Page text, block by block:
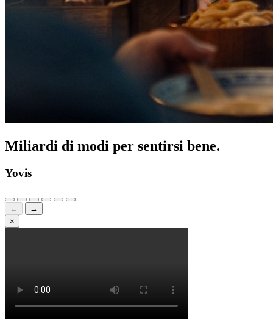
Miliardi di modi per sentirsi bene.
Yovis
←
→
×